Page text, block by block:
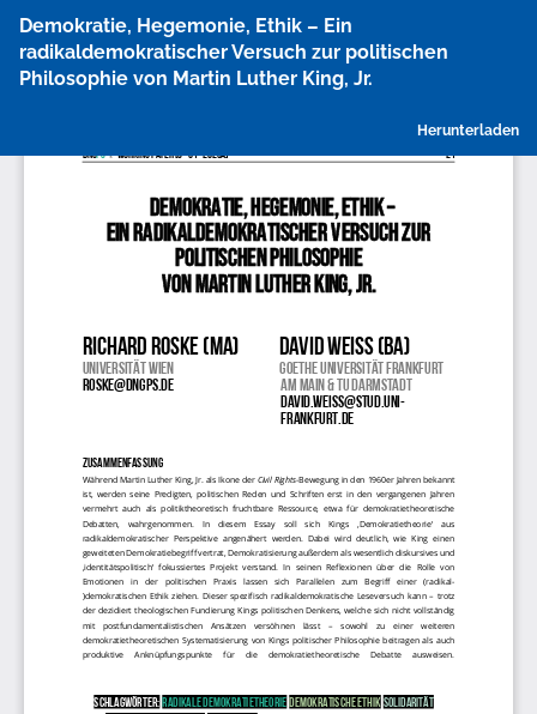
Artikeldetails
zurückkehren
Demokratie, Hegemonie, Ethik – Ein
radikaldemokratischer Versuch zur politischen
Philosophie von Martin Luther King, Jr.
Herunterladen